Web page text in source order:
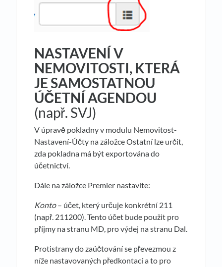
NASTAVENÍ V
NEMOVITOSTI, KTERÁ
JE SAMOSTATNOU
ÚČETNÍ AGENDOU
(např. SVJ)
V úpravě pokladny v modulu Nemovitost-
Nastavení-Účty na záložce Ostatní lze určit,
zda pokladna má být exportována do
účetnictví.
Dále na záložce Premier nastavíte:
Konto– účet, který určuje konkrétní 211
(např. 211200). Tento účet bude použit pro
příjmy na stranu MD, pro výdej na stranu Dal.
Protistrany do zaúčtování se převezmou z
níže nastavovaných předkontací a to pro